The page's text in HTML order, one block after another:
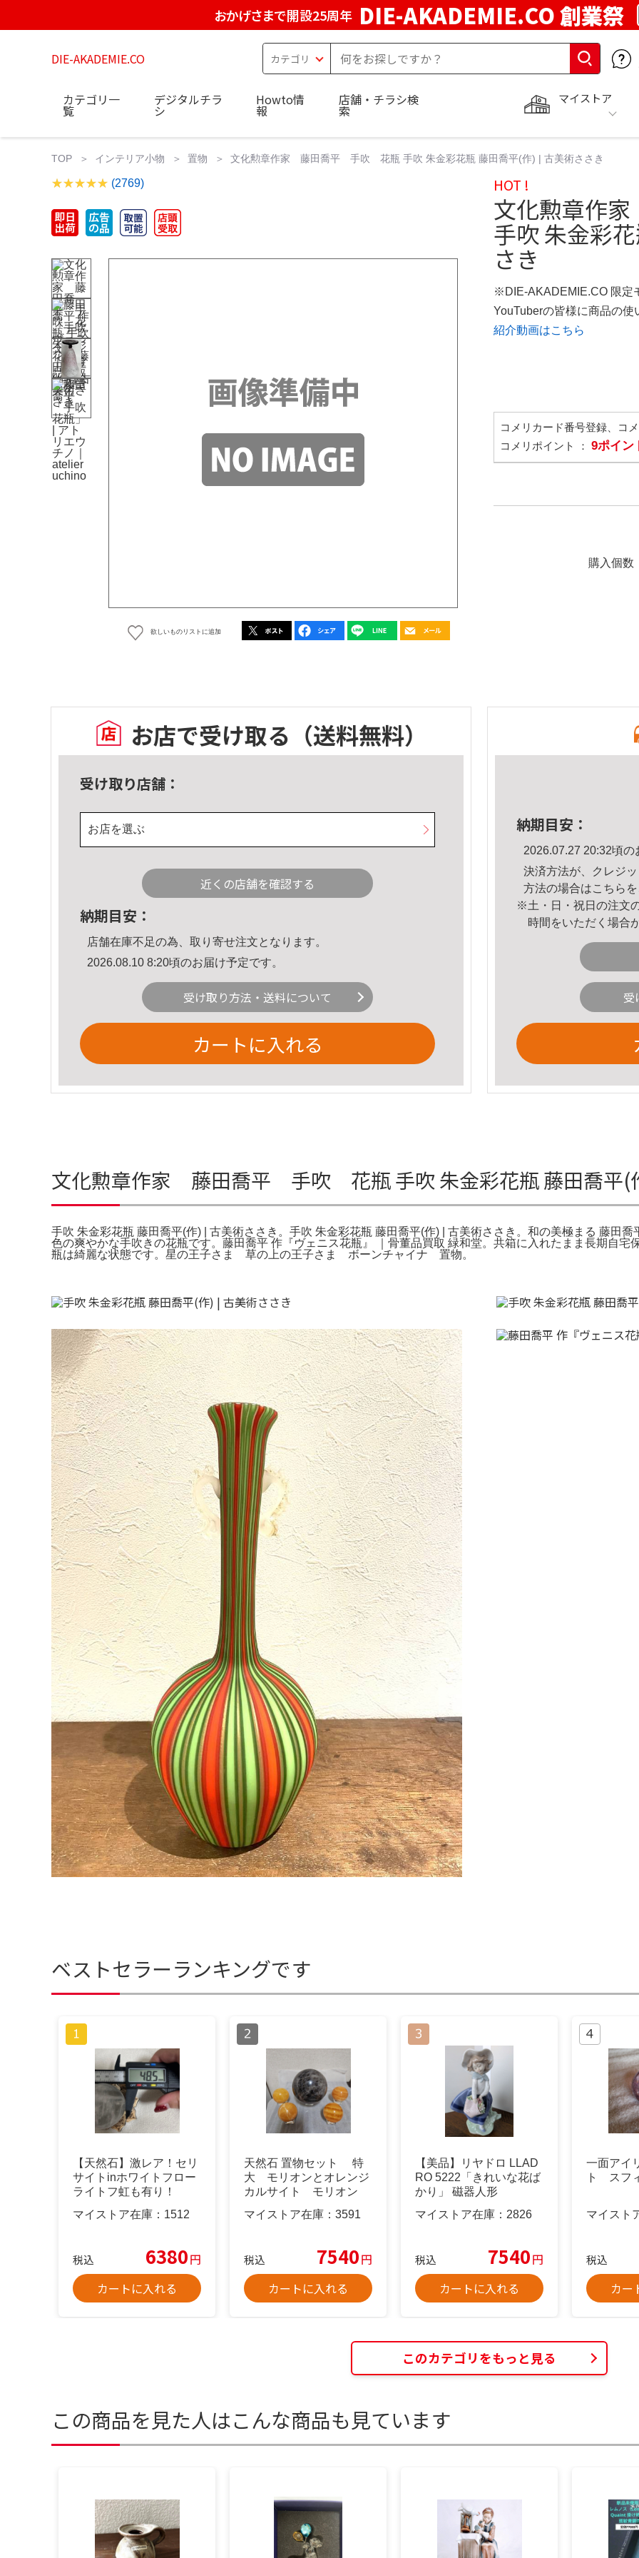
おかげさまで開設25周年 DIE-AKADEMIE.CO 創業祭
DIE-AKADEMIE.CO
マイストア
カテゴリ一
覧
デジタルチラ
シ
Howto情
報
店舗・チラシ検
索
TOP インテリア小物 置物 文化勲章作家 藤田喬平 手吹 花瓶 手吹 朱金彩花瓶 藤田喬平(作) | 古美術ささき
(2769)
欲しいものリストに追加
HOT !
文化勲章作
手吹 朱金彩
さき
※DIE-AKADEMIE.CO 限定
YouTuberの皆様に商品の使
紹介動画はこちら
コメリカード番号登録、コ
コメリポイント ： 9ポイン
購入個数
お店で受け取る （送料無料）
受け取り店舗：
お店を選ぶ
近くの店舗を確認する
納期目安：
店舗在庫不足の為、取り寄せ注文となります。
2026.08.10 8:20頃のお届け予定です。
受け取り方法・送料について
カートに入れる
納期目安：
2026.07.27 20:32頃の
決済方法が、クレジ
方法の場合はこちら
※土・日・祝日の注文
時間をいただく場合
受
文化勲章作家 藤田喬平 手吹 花瓶 手吹 朱金彩花瓶 藤田喬平(
手吹 朱金彩花瓶 藤田喬平(作) | 古美術ささき。手吹 朱金彩花瓶 藤田喬平(作) | 古美術ささき。和の美極まる 藤田
色の爽やかな手吹きの花瓶です。藤田喬平 作『ヴェニス花瓶』 ｜骨董品買取 緑和堂。共箱に入れたまま長期
瓶は綺麗な状態です。星の王子さま 草の上の王子さま ボーンチャイナ 置物。
ベストセラーランキングです
【天然石】激レア！セリ
サイトinホワイトフロー
ライトフ虹も有り！
マイストア在庫： 1512
税込 6380円
カートに入れる
天然石 置物セット 特
大 モリオンとオレンジ
カルサイト モリオン
マイストア在庫： 3591
税込 7540円
カートに入れる
【美品】リヤドロ LLAD
RO 5222「きれいな花ば
かり」 磁器人形
マイストア在庫： 2826
税込 7540円
カートに入れる
一面アイ
ト スフ
マイスト
税込
カー
このカテゴリをもっと見る
この商品を見た人はこんな商品も見ています